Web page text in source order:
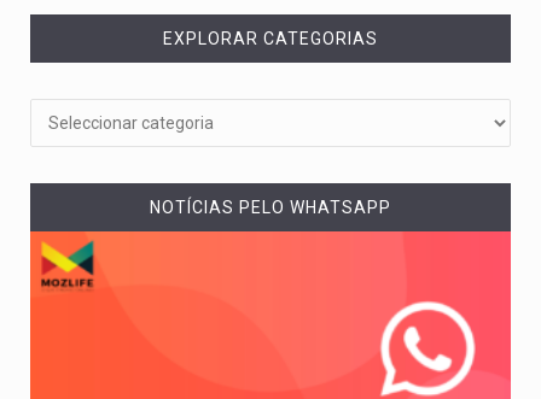
EXPLORAR CATEGORIAS
NOTÍCIAS PELO WHATSAPP